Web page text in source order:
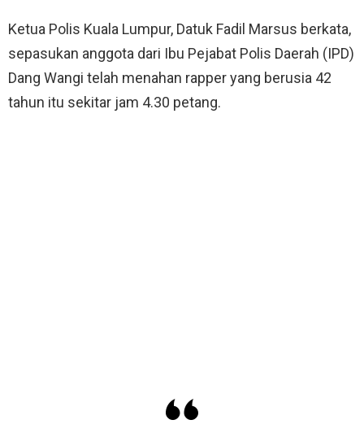
Ketua Polis Kuala Lumpur, Datuk Fadil Marsus berkata,
sepasukan anggota dari Ibu Pejabat Polis Daerah (IPD)
Dang Wangi telah menahan rapper yang berusia 42
tahun itu sekitar jam 4.30 petang.